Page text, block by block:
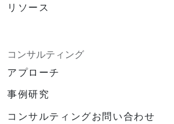
リソース
コンサルティング
アプローチ
事例研究
コンサルティングお問い合わせ